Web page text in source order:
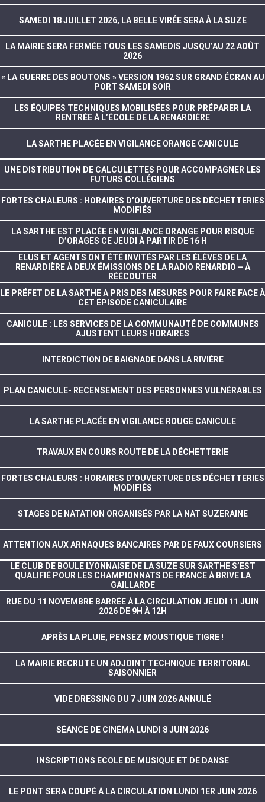
SAMEDI 18 JUILLET 2026, LA BELLE VIRÉE SERA À LA SUZE
LA MAIRIE SERA FERMÉE TOUS LES SAMEDIS JUSQU’AU 22 AOÛT
2026
« LA GUERRE DES BOUTONS » VERSION 1962 SUR GRAND ÉCRAN AU
PORT SAMEDI SOIR
LES ÉQUIPES TECHNIQUES MOBILISÉES POUR PRÉPARER LA
RENTRÉE À L’ÉCOLE DE LA RENARDIÈRE
LA SARTHE PLACÉE EN VIGILANCE ORANGE CANICULE
UNE DISTRIBUTION DE CALCULETTES POUR ACCOMPAGNER LES
FUTURS COLLÉGIENS
FORTES CHALEURS : HORAIRES D’OUVERTURE DES DÉCHETTERIES
MODIFIÉS
LA SARTHE EST PLACÉE EN VIGILANCE ORANGE POUR RISQUE
D’ORAGES CE JEUDI À PARTIR DE 16 H
ELUS ET AGENTS ONT ÉTÉ INVITÉS PAR LES ÉLÈVES DE LA
RENARDIÈRE À DEUX ÉMISSIONS DE LA RADIO RENARDIO – À
RÉÉCOUTER
LE PRÉFET DE LA SARTHE A PRIS DES MESURES POUR FAIRE FACE À
CET ÉPISODE CANICULAIRE
CANICULE : LES SERVICES DE LA COMMUNAUTÉ DE COMMUNES
AJUSTENT LEURS HORAIRES
INTERDICTION DE BAIGNADE DANS LA RIVIÈRE
PLAN CANICULE- RECENSEMENT DES PERSONNES VULNÉRABLES
LA SARTHE PLACÉE EN VIGILANCE ROUGE CANICULE
TRAVAUX EN COURS ROUTE DE LA DÉCHETTERIE
FORTES CHALEURS : HORAIRES D’OUVERTURE DES DÉCHETTERIES
MODIFIÉS
STAGES DE NATATION ORGANISÉS PAR LA NAT SUZERAINE
ATTENTION AUX ARNAQUES BANCAIRES PAR DE FAUX COURSIERS
LE CLUB DE BOULE LYONNAISE DE LA SUZE SUR SARTHE S’EST
QUALIFIÉ POUR LES CHAMPIONNATS DE FRANCE À BRIVE LA
GAILLARDE
RUE DU 11 NOVEMBRE BARRÉE À LA CIRCULATION JEUDI 11 JUIN
2026 DE 9H À 12H
APRÈS LA PLUIE, PENSEZ MOUSTIQUE TIGRE !
LA MAIRIE RECRUTE UN ADJOINT TECHNIQUE TERRITORIAL
SAISONNIER
VIDE DRESSING DU 7 JUIN 2026 ANNULÉ
SÉANCE DE CINÉMA LUNDI 8 JUIN 2026
INSCRIPTIONS ECOLE DE MUSIQUE ET DE DANSE
LE PONT SERA COUPÉ À LA CIRCULATION LUNDI 1ER JUIN 2026